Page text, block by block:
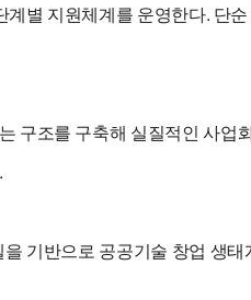
지원체계를 운영한다. 단순
조를 구축해 실질적인 사업
기반으로 공공기술 창업 생